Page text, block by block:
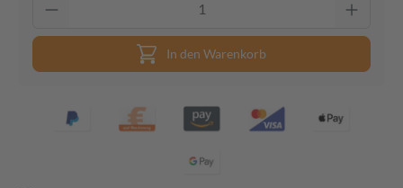
In den Warenkorb